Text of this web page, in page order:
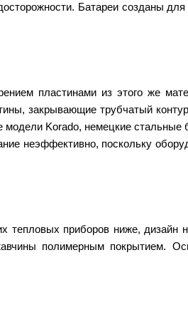
Батареи созданы
пластинами из этого же
закрывающие трубчатый
Korado, немецкие
неэффективно, поскольку
тепловых приборов ниже,
полимерным покрытием.